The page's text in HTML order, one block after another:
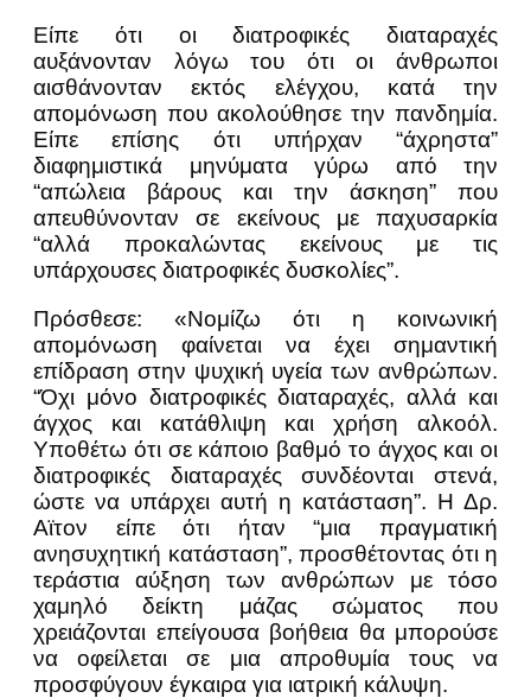
Είπε ότι οι διατροφικές διαταραχές
αυξάνονταν λόγω του ότι οι άνθρωποι
αισθάνονταν εκτός ελέγχου, κατά την
απομόνωση που ακολούθησε την πανδημία.
Είπε επίσης ότι υπήρχαν “άχρηστα”
διαφημιστικά μηνύματα γύρω από την
“απώλεια βάρους και την άσκηση” που
απευθύνονταν σε εκείνους με παχυσαρκία
“αλλά προκαλώντας εκείνους με τις
υπάρχουσες διατροφικές δυσκολίες”.
Πρόσθεσε: «Νομίζω ότι η κοινωνική
απομόνωση φαίνεται να έχει σημαντική
επίδραση στην ψυχική υγεία των ανθρώπων.
“Όχι μόνο διατροφικές διαταραχές, αλλά και
άγχος και κατάθλιψη και χρήση αλκοόλ.
Υποθέτω ότι σε κάποιο βαθμό το άγχος και οι
διατροφικές διαταραχές συνδέονται στενά,
ώστε να υπάρχει αυτή η κατάσταση”. Η Δρ.
Αϊτον είπε ότι ήταν “μια πραγματική
ανησυχητική κατάσταση”, προσθέτοντας ότι η
τεράστια αύξηση των ανθρώπων με τόσο
χαμηλό δείκτη μάζας σώματος που
χρειάζονται επείγουσα βοήθεια θα μπορούσε
να οφείλεται σε μια απροθυμία τους να
προσφύγουν έγκαιρα για ιατρική κάλυψη.